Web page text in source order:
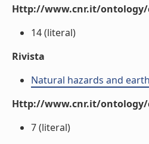
Http://www.cnr.it/
14 (literal)
Rivista
Natural hazards and
Http://www.cnr.it/
7 (literal)